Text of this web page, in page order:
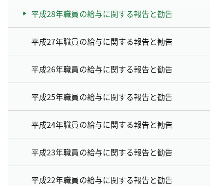
平成28年職員の給与に関する報告と勧告
平成27年職員の給与に関する報告と勧告
平成26年職員の給与に関する報告と勧告
平成25年職員の給与に関する報告と勧告
平成24年職員の給与に関する報告と勧告
平成23年職員の給与に関する報告と勧告
平成22年職員の給与に関する報告と勧告